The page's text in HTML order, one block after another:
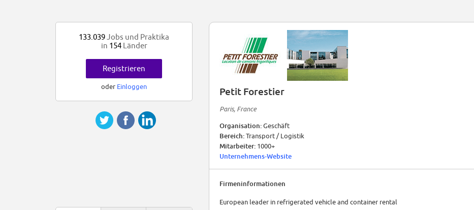
Petit Forestier
Paris, France
Organisation:Geschäft
Bereich:Transport / Logistik
Mitarbeiter: 1000+
Unternehmens-Website
Firmeninformationen
European leader in refrigerated vehicle and container rental
133.039Jobs und Praktika
in 154Länder
Registrieren
oder Einloggen